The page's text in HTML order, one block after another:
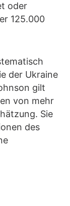
oder
125.000
der Ukraine
gilt
von mehr
Sie
des